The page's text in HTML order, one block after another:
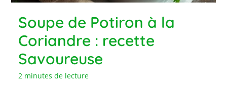
Soupe de Potiron à la
Coriandre : recette
Savoureuse
2 minutes de lecture